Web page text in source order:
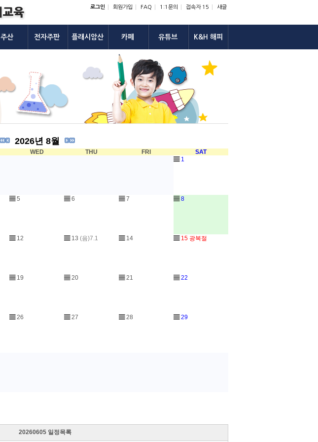
로그인 회원가입 FAQ 1:1문의 접속자 15 새글
주산 전자주판 플래시암산 카페 유튜브 K&H 해피
2026년 8월
WED THU FRI
SAT
▤ 1
▤ 5 ▤ 6 ▤ 7 ▤ 8
▤ 12 ▤ 13 (음)7.1 ▤ 14 ▤ 15 광복절
▤ 19 ▤ 20 ▤ 21 ▤ 22
▤ 26 ▤ 27 ▤ 28 ▤ 29
20260605 일정목록